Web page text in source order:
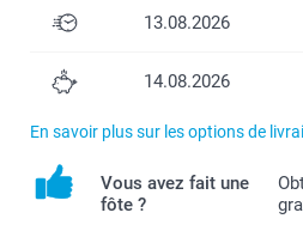
13.08.2026
14.08.2026
En savoir plus sur les options de
Vous avez fait une
fôte ?